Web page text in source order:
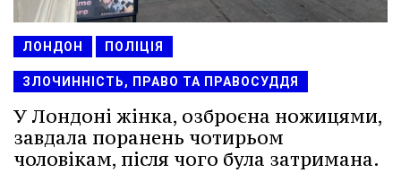
ЛОНДОН ПОЛІЦІЯ
ЗЛОЧИННІСТЬ, ПРАВО ТА ПРАВОСУДДЯ
У Лондоні жінка, озброєна ножицями,
завдала поранень чотирьом
чоловікам, після чого була затримана.